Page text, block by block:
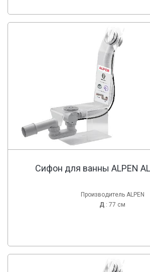
Сифон для ванны ALPEN
Производитель ALPEN
Д : 77 см